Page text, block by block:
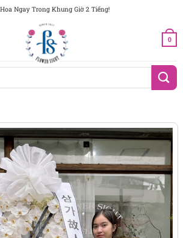
Ngay Trong Khung Giờ 2 Tiếng!
0